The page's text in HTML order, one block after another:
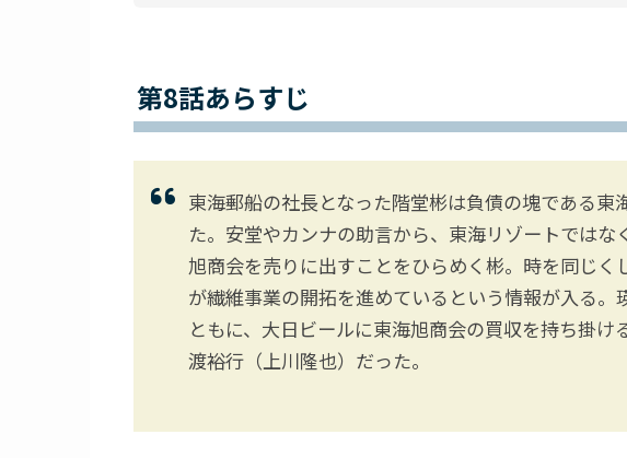
第8話あらすじ
東海郵船の社長となった階堂彬は負債の塊である東
た。安堂やカンナの助言から、東海リゾートでは
旭商会を売りに出すことをひらめく彬。時を同じく
が繊維事業の開拓を進めているという情報が入る。
ともに、大日ビールに東海旭商会の買収を持ち掛
渡裕行（上川隆也）だった。